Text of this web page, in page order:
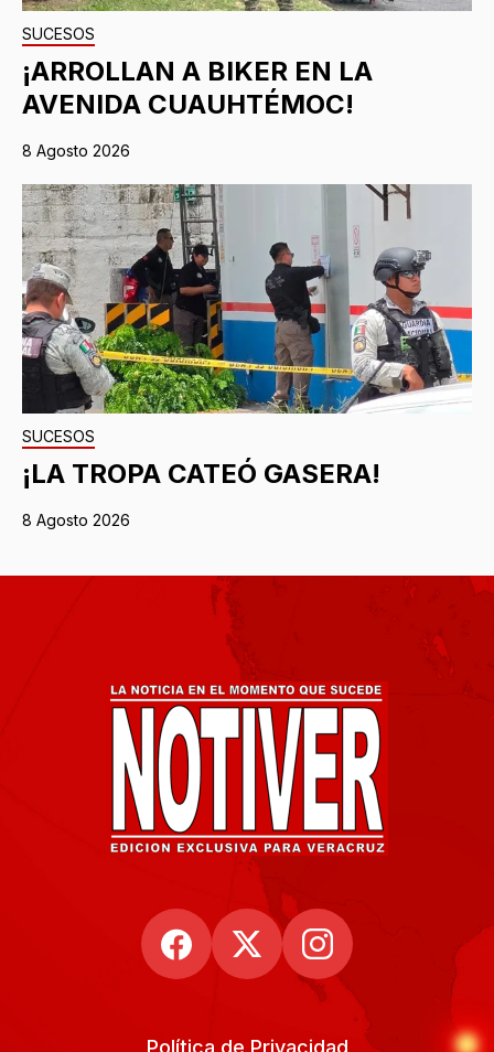
SUCESOS
¡ARROLLAN A BIKER EN LA
AVENIDA CUAUHTÉMOC!
8 Agosto 2026
SUCESOS
¡LA TROPA CATEÓ GASERA!
8 Agosto 2026
Política de Privacidad